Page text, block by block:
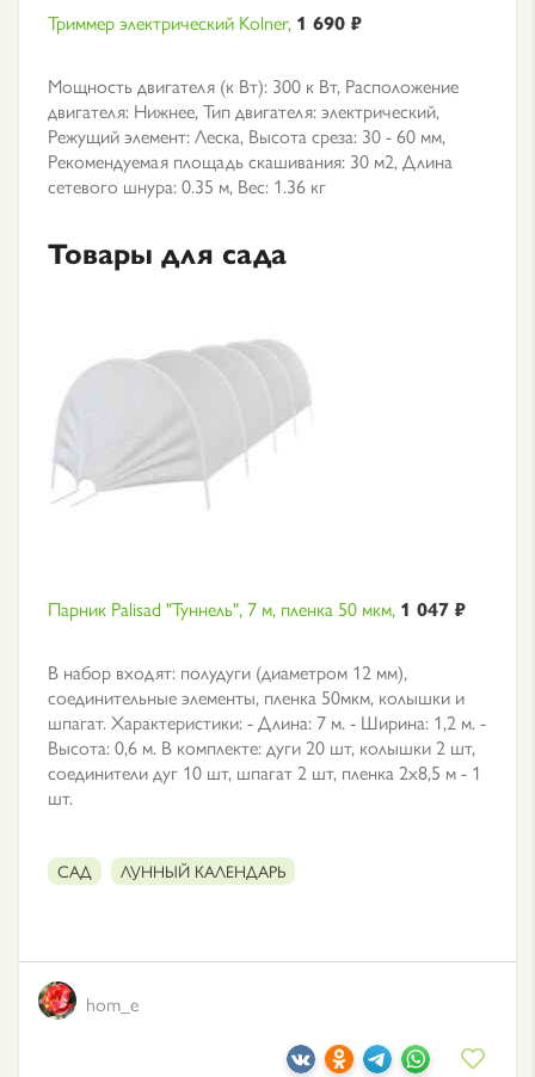
Триммер электрический Kolner, 1 690 ₽
Мощность двигателя (к Вт): 300 к Вт, Расположение
двигателя: Нижнее, Тип двигателя: электрический,
Режущий элемент: Леска, Высота среза: 30 - 60 мм,
Рекомендуемая площадь скашивания: 30 м2, Длина
сетевого шнура: 0.35 м, Вес: 1.36 кг
Товары для сада
Парник Palisad "Туннель", 7 м, пленка 50 мкм, 1 047 ₽
В набор входят: полудуги (диаметром 12 мм),
соединительные элементы, пленка 50мкм, колышки и
шпагат. Характеристики: - Длина: 7 м. - Ширина: 1,2 м. -
Высота: 0,6 м. В комплекте: дуги 20 шт, колышки 2 шт,
соединители дуг 10 шт, шпагат 2 шт, пленка 2х8,5 м - 1
шт.
САД ЛУННЫЙ КАЛЕНДАРЬ
hom_e